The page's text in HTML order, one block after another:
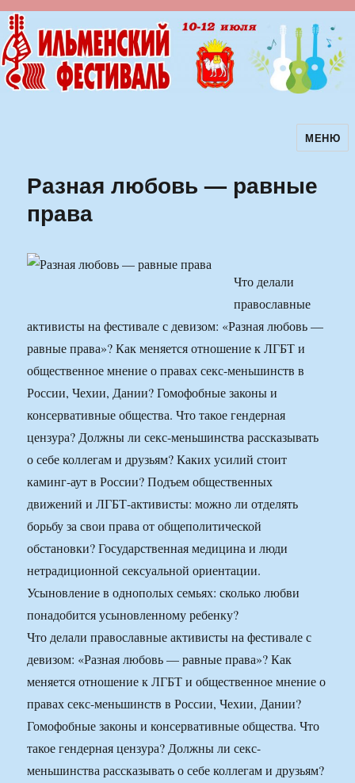
Ильменский фестиваль авторскойМЕНЮ
Разная любовь — равные
права
Что делали
православные
активисты на фестивале с девизом: «Разная любовь —
равные права»? Как меняется отношение к ЛГБТ и
общественное мнение о правах секс-меньшинств в
России, Чехии, Дании? Гомофобные законы и
консервативные общества. Что такое гендерная
цензура? Должны ли секс-меньшинства рассказывать
о себе коллегам и друзьям? Каких усилий стоит
каминг-аут в России? Подъем общественных
движений и ЛГБТ-активисты: можно ли отделять
борьбу за свои права от общеполитической
обстановки? Государственная медицина и люди
нетрадиционной сексуальной ориентации.
Усыновление в однополых семьях: сколько любви
понадобится усыновленному ребенку?
Что делали православные активисты на фестивале с
девизом: «Разная любовь — равные права»? Как
меняется отношение к ЛГБТ и общественное мнение о
правах секс-меньшинств в России, Чехии, Дании?
Гомофобные законы и консервативные общества. Что
такое гендерная цензура? Должны ли секс-
меньшинства рассказывать о себе коллегам и друзьям?